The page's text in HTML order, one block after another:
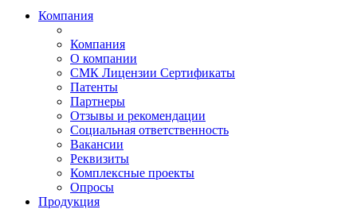
Компания
Компания
О компании
СМК Лицензии Сертификаты
Патенты
Партнеры
Отзывы и рекомендации
Социальная ответственность
Вакансии
Реквизиты
Комплексные проекты
Опросы
Продукция